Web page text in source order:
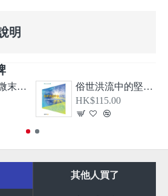
《居末卻不微末—希伯來書、大公書信及啟示錄導論》
俗世洪流中的堅信—從教牧書信看顛覆現實的基督信仰
HK$115.00
明
其他人買了